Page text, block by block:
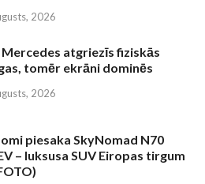
2026
atgriezīs fiziskās
tomēr ekrāni dominēs
2026
piesaka SkyNomad N70
– luksusa SUV Eiropas tirgum